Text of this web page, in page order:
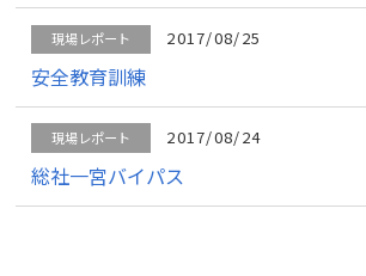
現場レポート 2017/08/25
安全教育訓練
現場レポート 2017/08/24
総社一宮バイパス